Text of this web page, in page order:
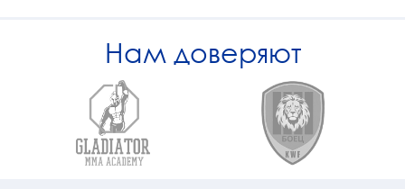
Нам доверяют